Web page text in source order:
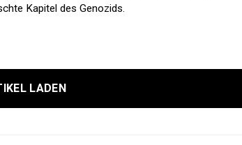
Kapitel des Genozids.
LADEN